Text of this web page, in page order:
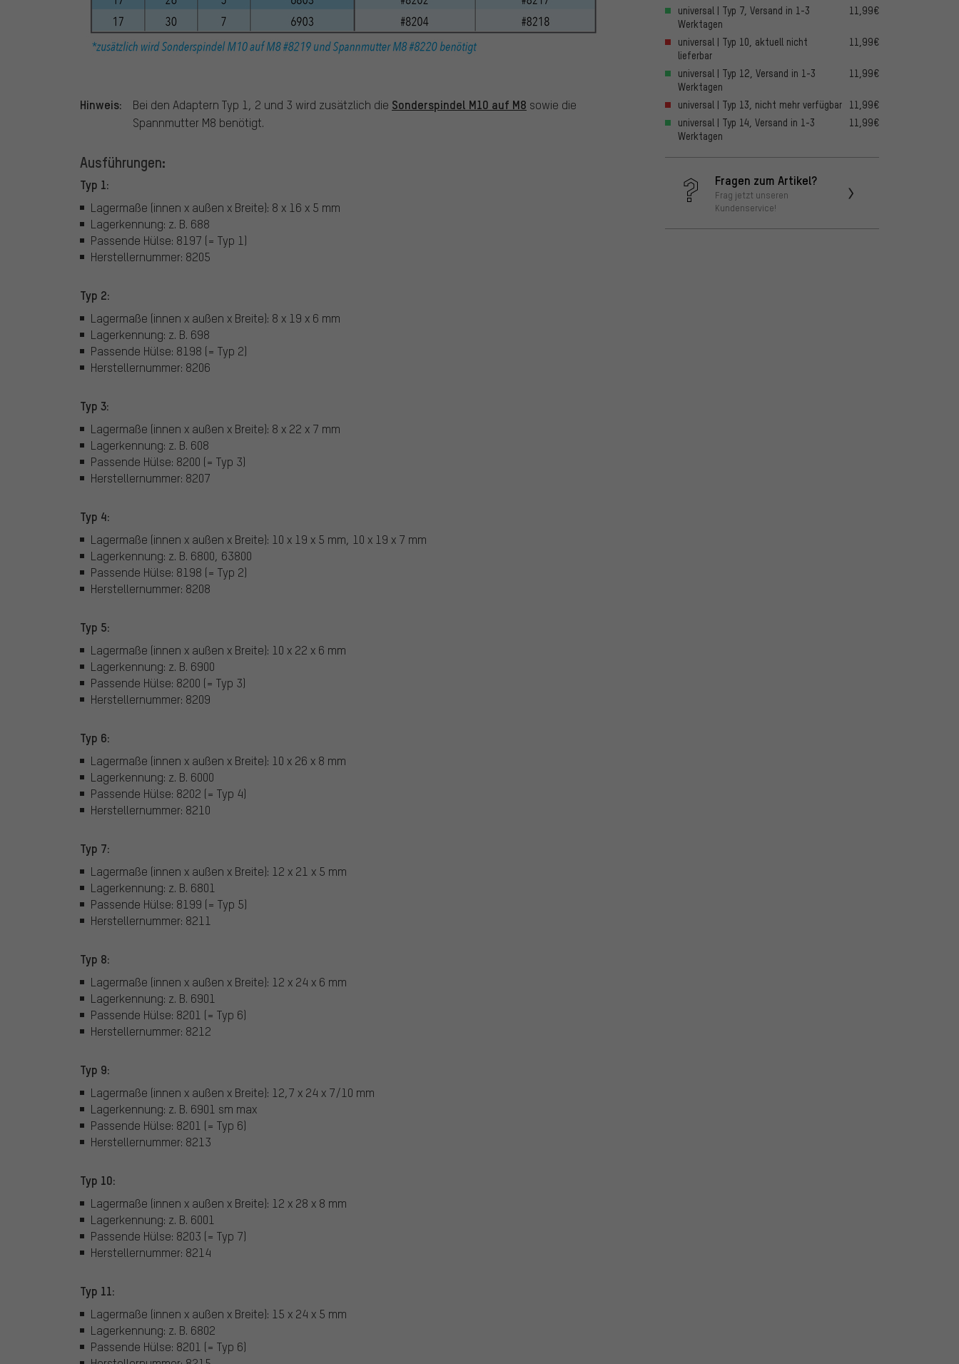
Hinweis: Bei den Adaptern Typ 1, 2 und 3 wird zusätzlich die Sonderspindel M10 auf M8 sowie die
Spannmutter M8 benötigt.
Ausführungen:
Typ 1:
Lagermaße (innen x außen x Breite): 8 x 16 x 5 mm
Lagerkennung: z. B. 688
Passende Hülse: 8197 (= Typ 1)
Herstellernummer: 8205
Typ 2:
Lagermaße (innen x außen x Breite): 8 x 19 x 6 mm
Lagerkennung: z. B. 698
Passende Hülse: 8198 (= Typ 2)
Herstellernummer: 8206
Typ 3:
Lagermaße (innen x außen x Breite): 8 x 22 x 7 mm
Lagerkennung: z. B. 608
Passende Hülse: 8200 (= Typ 3)
Herstellernummer: 8207
Typ 4:
Lagermaße (innen x außen x Breite): 10 x 19 x 5 mm, 10 x 19 x 7 mm
Lagerkennung: z. B. 6800, 63800
Passende Hülse: 8198 (= Typ 2)
Herstellernummer: 8208
Typ 5:
Lagermaße (innen x außen x Breite): 10 x 22 x 6 mm
Lagerkennung: z. B. 6900
Passende Hülse: 8200 (= Typ 3)
Herstellernummer: 8209
Typ 6:
Lagermaße (innen x außen x Breite): 10 x 26 x 8 mm
Lagerkennung: z. B. 6000
Passende Hülse: 8202 (= Typ 4)
Herstellernummer: 8210
Typ 7:
Lagermaße (innen x außen x Breite): 12 x 21 x 5 mm
Lagerkennung: z. B. 6801
Passende Hülse: 8199 (= Typ 5)
Herstellernummer: 8211
Typ 8:
Lagermaße (innen x außen x Breite): 12 x 24 x 6 mm
Lagerkennung: z. B. 6901
Passende Hülse: 8201 (= Typ 6)
Herstellernummer: 8212
Typ 9:
Lagermaße (innen x außen x Breite): 12,7 x 24 x 7/10 mm
Lagerkennung: z. B. 6901 sm max
Passende Hülse: 8201 (= Typ 6)
Herstellernummer: 8213
Typ 10:
Lagermaße (innen x außen x Breite): 12 x 28 x 8 mm
Lagerkennung: z. B. 6001
Passende Hülse: 8203 (= Typ 7)
Herstellernummer: 8214
Typ 11:
Lagermaße (innen x außen x Breite): 15 x 24 x 5 mm
Lagerkennung: z. B. 6802
Passende Hülse: 8201 (= Typ 6)
universal | Typ 7, Versand in 1-3
Werktagen
11,99€
universal | Typ 10, aktuell nicht
lieferbar
11,99€
universal | Typ 12, Versand in 1-3
Werktagen
11,99€
universal | Typ 13, nicht mehr verfügbar
11,99€
universal | Typ 14, Versand in 1-3
Werktagen
11,99€
Fragen zum Artikel?
Frag jetzt unseren
Kundenservice!